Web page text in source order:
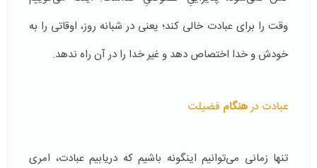
وقت را برای عبادت خالی کند؛ یعنی در شبانه روز، اوقاتی را به
خودش و خدا اختصاص دهد و غیر خدا را در آن راه ندهد.
عبادت درهنگام فضیلت
تنها زمانی می‌توانیم اینگونه باشیم که دریابیم عبادت، امری